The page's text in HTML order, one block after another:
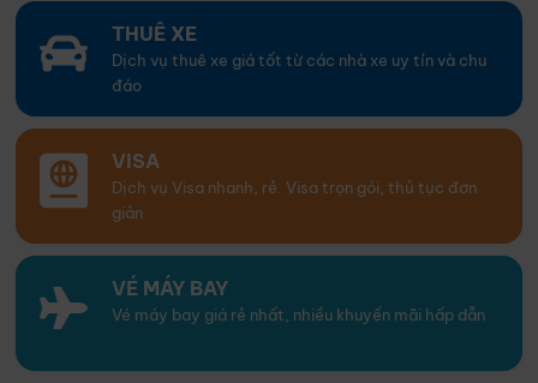
THUÊ XE
Dịch vụ thuê xe giá tốt từ các nhà xe uy tín và chu
đáo
VISA
Dịch vụ Visa nhanh, rẻ. Visa trọn gói, thủ tục đơn
giản
VÉ MÁY BAY
Vé máy bay giá rẻ nhất, nhiều khuyến mãi hấp dẫn